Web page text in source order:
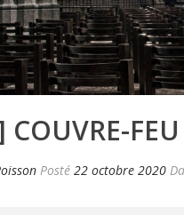
COUVRE-
Posté 22 octobre 2020